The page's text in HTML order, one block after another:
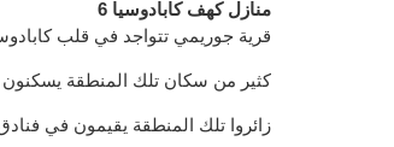
6 منازل كهف كابادوسيا
قرية جوريمي تتواجد في قلب
كثير من سكان تلك المنطقة
زائروا تلك المنطقة يقيمون في